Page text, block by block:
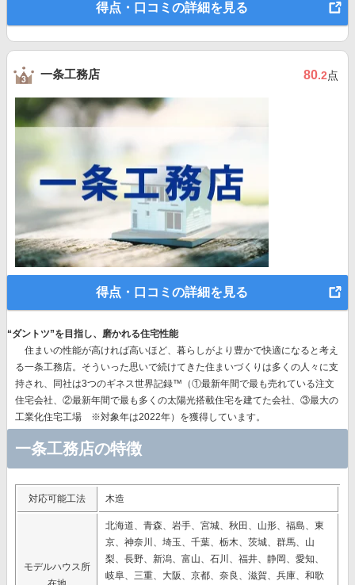
得点・口コミの詳細を見る
一条工務店 80.2点
得点・口コミの詳細を見る
“ダントツ”を目指し、磨かれる住宅性能
住まいの性能が高ければ高いほど、暮らしがより豊かで快適になると考え
る一条工務店。そういった思いで続けてきた住まいづくりは多くの人々に支
持され、同社は3つのギネス世界記録™（①最新年間で最も売れている注文
住宅会社、②最新年間で最も多くの太陽光搭載住宅を建てた会社、③最大の
工業化住宅工場 ※対象年は2022年）を獲得しています。
一条工務店の特徴
対応可能工法 木造
モデルハウス所
北海道、青森、岩手、宮城、秋田、山形、福島、東
京、神奈川、埼玉、千葉、栃木、茨城、群馬、山
梨、長野、新潟、富山、石川、福井、静岡、愛知、
岐阜、三重、大阪、京都、奈良、滋賀、兵庫、和歌